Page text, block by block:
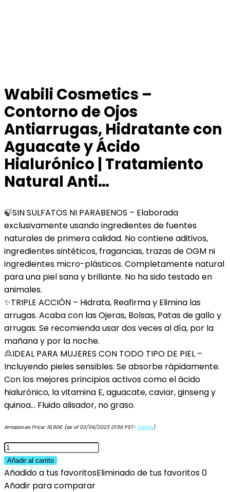
Wabili Cosmetics –
Contorno de Ojos
Antiarrugas, Hidratante con
Aguacate y Ácido
Hialurónico | Tratamiento
Natural Anti…
🍃SIN SULFATOS NI PARABENOS – Elaborada
exclusivamente usando ingredientes de fuentes
naturales de primera calidad. No contiene aditivos,
ingredientes sintéticos, fragancias, trazas de OGM ni
ingredientes micro-plásticos. Completamente natural
para una piel sana y brillante. No ha sido testado en
animales.
✨TRIPLE ACCIÓN – Hidrata, Reafirma y Elimina las
arrugas. Acaba con las Ojeras, Bolsas, Patas de gallo y
arrugas. Se recomienda usar dos veces al día, por la
mañana y por la noche.
🙎IDEAL PARA MUJERES CON TODO TIPO DE PIEL –
Incluyendo pieles sensibles. Se absorbe rápidamente.
Con los mejores principios activos como el ácido
hialurónico, la vitamina E, aguacate, caviar, ginseng y
quinoa… Fluido alisador, no graso.
Amazon.es Price: 19,90€(as of 03/04/2023 01:56 PST-Details)
Wabili
Cosmetics
-
Contorno
Añadir al carrito
Añadido a tus favoritosEliminado de tus favoritos0
Añadir para comparar